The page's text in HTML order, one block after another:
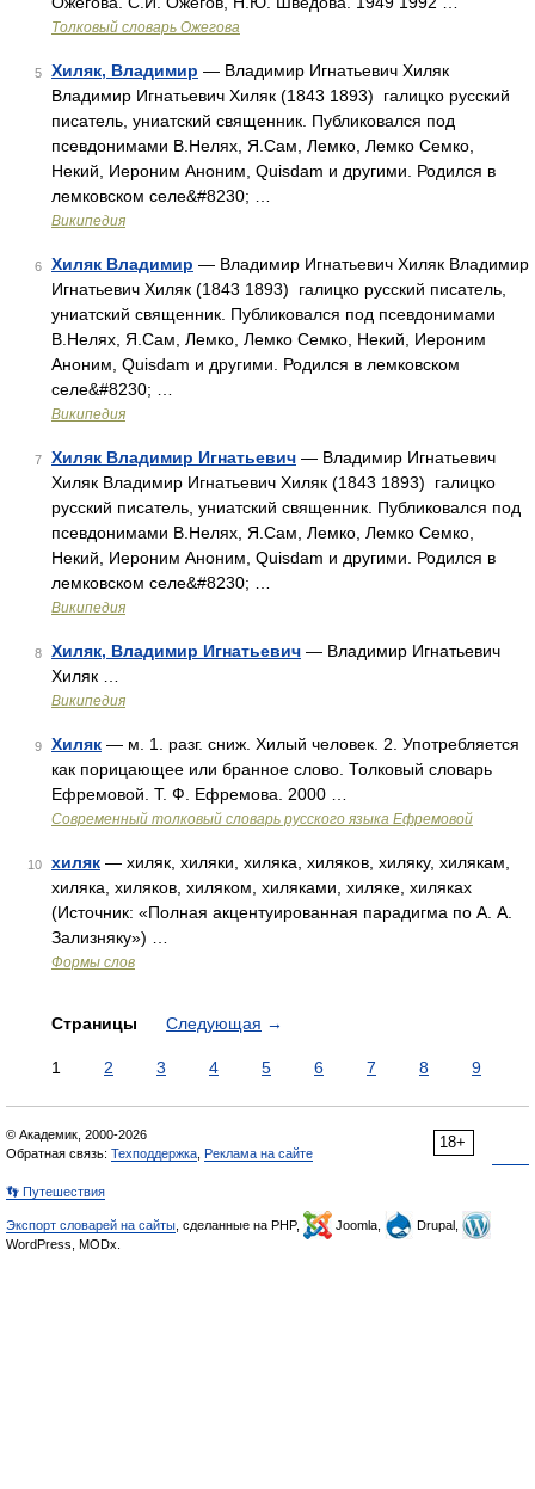
Толковый словарь Ожегова
5 Хиляк, Владимир — Владимир Игнатьевич Хиляк
Владимир Игнатьевич Хиляк (1843 1893) галицко русский
писатель, униатский священник. Публиковался под
псевдонимами В.Нелях, Я.Сам, Лемко, Лемко Семко,
Некий, Иероним Аноним, Quisdam и другими. Родился в
лемковском селе&#8230; …
Википедия
6 Хиляк Владимир — Владимир Игнатьевич Хиляк Владимир
Игнатьевич Хиляк (1843 1893) галицко русский писатель,
униатский священник. Публиковался под псевдонимами
В.Нелях, Я.Сам, Лемко, Лемко Семко, Некий, Иероним
Аноним, Quisdam и другими. Родился в лемковском
селе&#8230; …
Википедия
7 Хиляк Владимир Игнатьевич — Владимир Игнатьевич
Хиляк Владимир Игнатьевич Хиляк (1843 1893) галицко
русский писатель, униатский священник. Публиковался под
псевдонимами В.Нелях, Я.Сам, Лемко, Лемко Семко,
Некий, Иероним Аноним, Quisdam и другими. Родился в
лемковском селе&#8230; …
Википедия
8 Хиляк, Владимир Игнатьевич — Владимир Игнатьевич
Хиляк …
Википедия
9 Хиляк — м. 1. разг. сниж. Хилый человек. 2. Употребляется
как порицающее или бранное слово. Толковый словарь
Ефремовой. Т. Ф. Ефремова. 2000 …
Современный толковый словарь русского языка Ефремовой
10 хиляк — хиляк, хиляки, хиляка, хиляков, хиляку, хилякам,
хиляка, хиляков, хиляком, хиляками, хиляке, хиляках
(Источник: «Полная акцентуированная парадигма по А. А.
Зализняку») …
Формы слов
Страницы Следующая →
1 2 3 4 5 6 7 8 9
18+
© Академик, 2000-2026
Обратная связь: Техподдержка Реклама на сайте
👣 Путешествия
Экспорт словарей на сайты , сделанные на PHP, Joomla,
Drupal,
WordPress, MODx.